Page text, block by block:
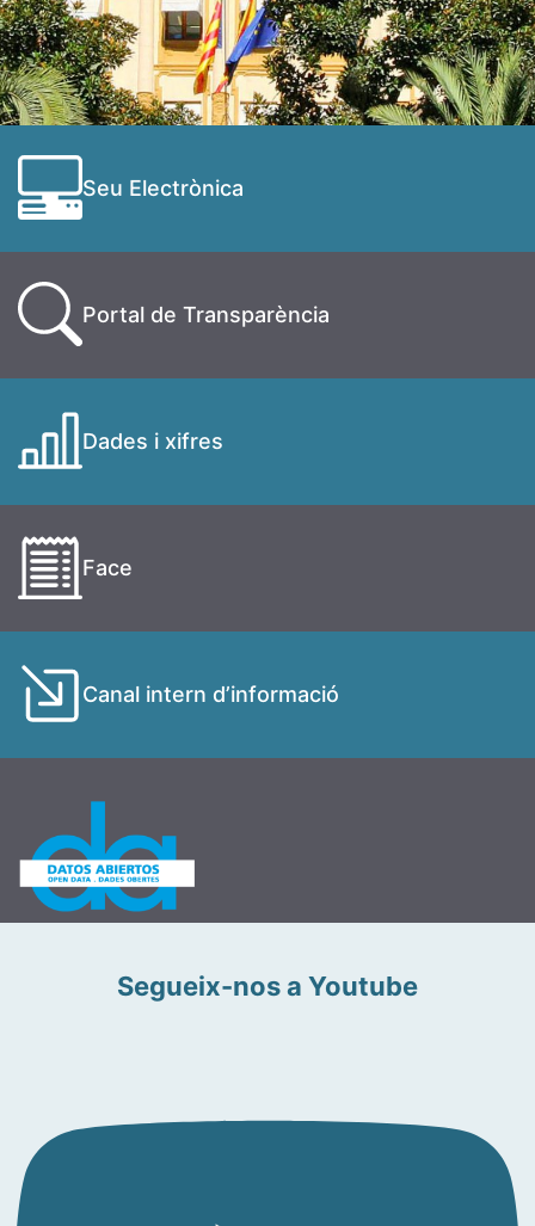
Seu Electrònica
Portal de Transparència
Dades i xifres
Face
Canal intern d’informació
Segueix-nos a Youtube